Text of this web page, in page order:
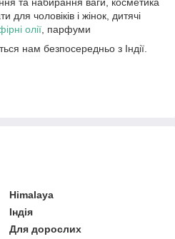
та набирання ваги, косметика
для чоловіків і жінок, дитячі
олії, парфуми
нам безпосередньо з Індії.
Himalaya
Індія
Для дорослих